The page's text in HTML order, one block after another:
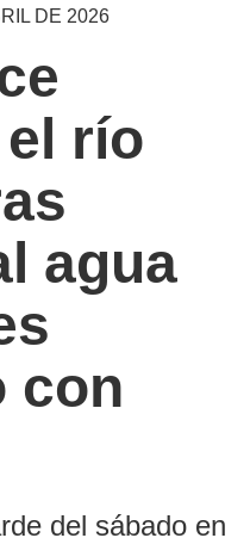
DE 2026
río
agua
con
del sábado en